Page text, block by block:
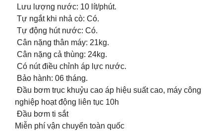
Lưu lượng nước: 10 lít/phút.
Tự ngắt khi nhả cò: Có.
Tự động hút nước: Có.
Cân nặng thân máy: 21kg.
Cân nặng cả thùng: 24kg.
Có nút điều chỉnh áp lực nước.
Bảo hành: 06 tháng.
Đầu bơm trục khuỷu cao áp hiệu suất cao, máy công
nghiệp hoạt động liên tục 10h
Đầu bơm ti sắt
Miễn phí vận chuyển toàn quốc